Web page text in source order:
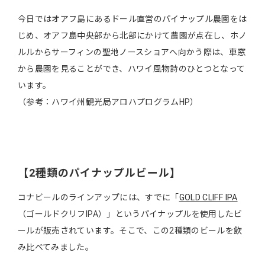
今日ではオアフ島にあるドール直営のパイナップル農園をは
じめ、オアフ島中央部から北部にかけて農園が点在し、ホノ
ルルからサーフィンの聖地ノースショアへ向かう際は、車窓
から農園を見ることができ、ハワイ風物詩のひとつとなって
います。
（参考：ハワイ州観光局アロハプログラムHP）
【2種類のパイナップルビール】
コナビールのラインアップには、すでに「 GOLD CLIFF IPA
（ゴールドクリフIPA）」というパイナップルを使用したビ
ールが販売されています。そこで、この2種類のビールを飲
み比べてみました。